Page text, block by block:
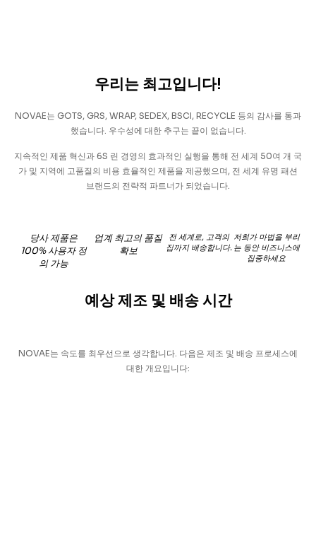
우리는 최고입니다!
NOVAE는 GOTS, GRS, WRAP, SEDEX, BSCI, RECYCLE 등의 감사를 통과
했습니다. 우수성에 대한 추구는 끝이 없습니다.
지속적인 제품 혁신과 6S 린 경영의 효과적인 실행을 통해 전 세계 50여 개 국
가 및 지역에 고품질의 비용 효율적인 제품을 제공했으며, 전 세계 유명 패션
브랜드의 전략적 파트너가 되었습니다.
당사 제품은
100% 사용자 정
의 가능
업계 최고의 품질
확보
전 세계로, 고객의
집까지 배송합니다.
저희가 마법을 부리
는 동안 비즈니스에
집중하세요
예상 제조 및 배송 시간
NOVAE는 속도를 최우선으로 생각합니다. 다음은 제조 및 배송 프로세스에
대한 개요입니다: